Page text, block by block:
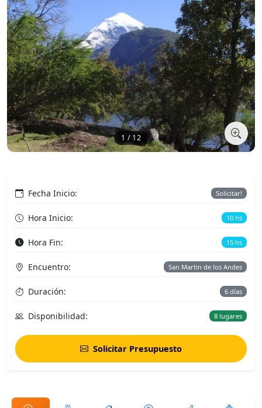
1 / 12
Fecha Inicio: Solicitar!
Hora Inicio: 10 hs
Hora Fin: 15 hs
Encuentro: San Martin de los Andes
Duración: 6 días
Disponibilidad: 8 lugares
Solicitar Presupuesto